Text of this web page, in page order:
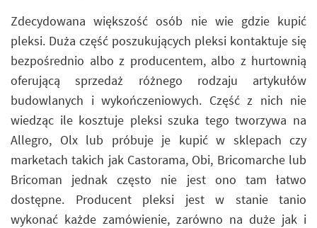
Zdecydowana większość osób nie wie gdzie kupić
pleksi. Duża część poszukujących pleksi kontaktuje się
bezpośrednio albo z producentem, albo z hurtownią
oferującą sprzedaż różnego rodzaju artykułów
budowlanych i wykończeniowych. Część z nich nie
wiedząc ile kosztuje pleksi szuka tego tworzywa na
Allegro, Olx lub próbuje je kupić w sklepach czy
marketach takich jak Castorama, Obi, Bricomarche lub
Bricoman jednak często nie jest ono tam łatwo
dostępne. Producent pleksi jest w stanie tanio
wykonać każde zamówienie, zarówno na duże jak i